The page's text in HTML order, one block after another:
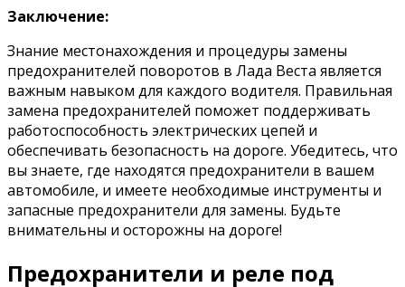
Заключение:
Знание местонахождения и процедуры замены
предохранителей поворотов в Лада Веста является
важным навыком для каждого водителя. Правильная
замена предохранителей поможет поддерживать
работоспособность электрических цепей и
обеспечивать безопасность на дороге. Убедитесь, что
вы знаете, где находятся предохранители в вашем
автомобиле, и имеете необходимые инструменты и
запасные предохранители для замены. Будьте
внимательны и осторожны на дороге!
Предохранители и реле под